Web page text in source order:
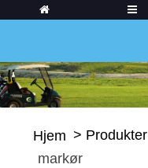
Hjem > Produkter
markør